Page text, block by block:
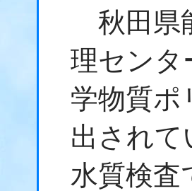
秋田県
理センタ
学物質ポ
出され
水質検査